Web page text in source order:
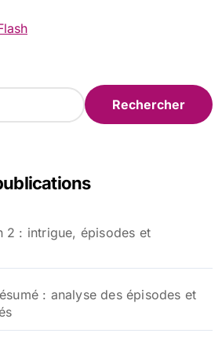
2 : intrigue, épisodes et
: analyse des épisodes et